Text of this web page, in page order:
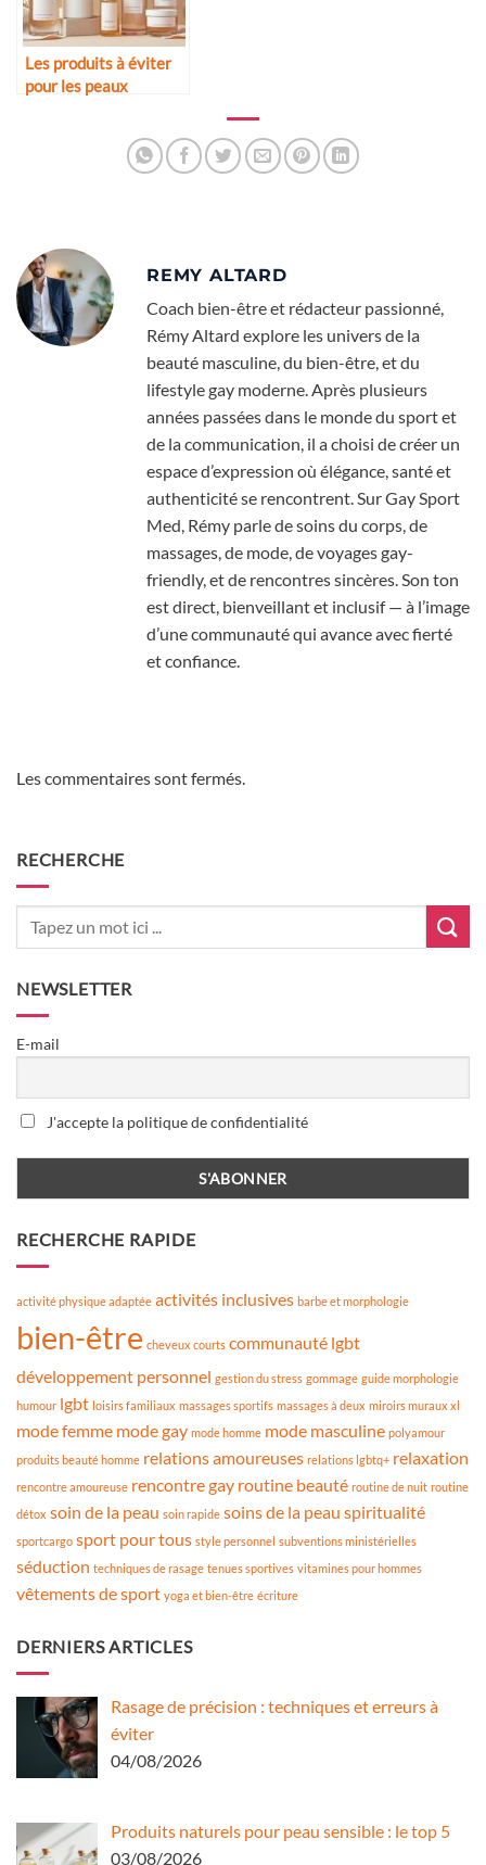
Les produits à éviter
pour les peaux
REMY ALTARD
Coach bien-être et rédacteur passionné,
Rémy Altard explore les univers de la
beauté masculine, du bien-être, et du
lifestyle gay moderne. Après plusieurs
années passées dans le monde du sport et
de la communication, il a choisi de créer un
espace d’expression où élégance, santé et
authenticité se rencontrent. Sur Gay Sport
Med, Rémy parle de soins du corps, de
massages, de mode, de voyages gay-
friendly, et de rencontres sincères. Son ton
est direct, bienveillant et inclusif — à l’image
d’une communauté qui avance avec fierté
et confiance.
Les commentaires sont fermés.
RECHERCHE
NEWSLETTER
E-mail
J'accepte la politique de confidentialité
RECHERCHE RAPIDE
activité physique adaptée activités inclusives barbe et morphologie
bien-être cheveux courts communauté lgbt
développement personnel gestion du stress gommage guide morphologie
humour lgbt loisirs familiaux massages sportifs massages à deux miroirs muraux xl
mode femme mode gay mode homme mode masculine polyamour
produits beauté homme relations amoureuses relations lgbtq+ relaxation
rencontre amoureuse rencontre gay routine beauté routine de nuit routine
détox soin de la peau soin rapide soins de la peau spiritualité
sportcargo sport pour tous style personnel subventions ministérielles
séduction techniques de rasage tenues sportives vitamines pour hommes
vêtements de sport yoga et bien-être écriture
DERNIERS ARTICLES
Rasage de précision : techniques et erreurs à
éviter
04/08/2026
Produits naturels pour peau sensible : le top 5
03/08/2026